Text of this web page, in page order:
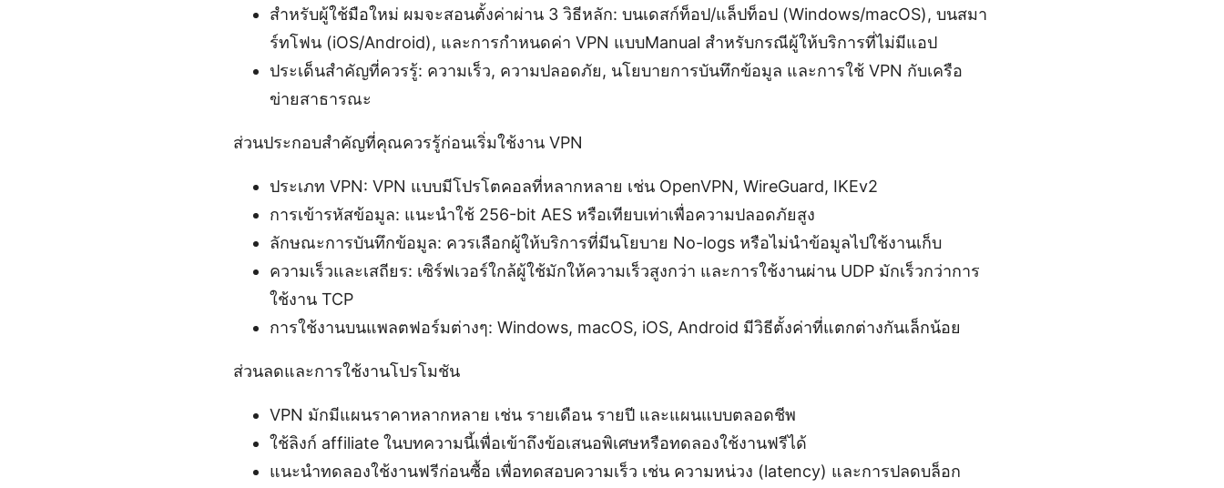
สำหรับผู้ใช้มือใหม่ ผมจะสอนตั้งค่าผ่าน 3 วิธีหลัก: บนเดสก์ท็อป/แล็ปท็อป (Windows/macOS), บนสมา
ร์ทโฟน (iOS/Android), และการกำหนดค่า VPN แบบManual สำหรับกรณีผู้ให้บริการที่ไม่มีแอป
ประเด็นสำคัญที่ควรรู้: ความเร็ว, ความปลอดภัย, นโยบายการบันทึกข้อมูล และการใช้ VPN กับเครือ
ข่ายสาธารณะ
ส่วนประกอบสำคัญที่คุณควรรู้ก่อนเริ่มใช้งาน VPN
ประเภท VPN: VPN แบบมีโปรโตคอลที่หลากหลาย เช่น OpenVPN, WireGuard, IKEv2
การเข้ารหัสข้อมูล: แนะนำใช้ 256-bit AES หรือเทียบเท่าเพื่อความปลอดภัยสูง
ลักษณะการบันทึกข้อมูล: ควรเลือกผู้ให้บริการที่มีนโยบาย No-logs หรือไม่นำข้อมูลไปใช้งานเก็บ
ความเร็วและเสถียร: เซิร์ฟเวอร์ใกล้ผู้ใช้มักให้ความเร็วสูงกว่า และการใช้งานผ่าน UDP มักเร็วกว่าการ
ใช้งาน TCP
การใช้งานบนแพลตฟอร์มต่างๆ: Windows, macOS, iOS, Android มีวิธีตั้งค่าที่แตกต่างกันเล็กน้อย
ส่วนลดและการใช้งานโปรโมชัน
VPN มักมีแผนราคาหลากหลาย เช่น รายเดือน รายปี และแผนแบบตลอดชีพ
ใช้ลิงก์ affiliate ในบทความนี้เพื่อเข้าถึงข้อเสนอพิเศษหรือทดลองใช้งานฟรีได้
แนะนำทดลองใช้งานฟรีก่อนซื้อ เพื่อทดสอบความเร็ว เช่น ความหน่วง (latency) และการปลดบล็อก